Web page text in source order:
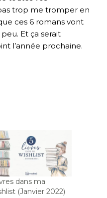
trop me tromper en
ces 6 romans vont
Et ça serait
l’année prochaine.
dans ma
(Janvier 2022)